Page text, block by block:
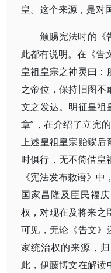
皇。这个来源，是对
颁赐宪法时的《
此都有说明。在《告
皇祖皇宗之神灵曰：
之帝位，保持旧图不
文之发达。明征皇祖
章”，在介绍了立宪
上述皇祖皇宗贻赐后
时俱行，无不倚借皇
《宪法发布敕语》
国家昌隆及臣民福
权，对现在及将来之
可见，无论《告文》
家统治权的来源，
此，伊藤博文在解读